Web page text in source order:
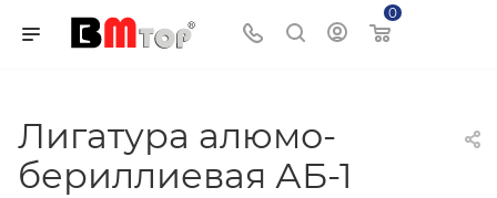
0
Лигатура алюмо-
бериллиевая АБ-1